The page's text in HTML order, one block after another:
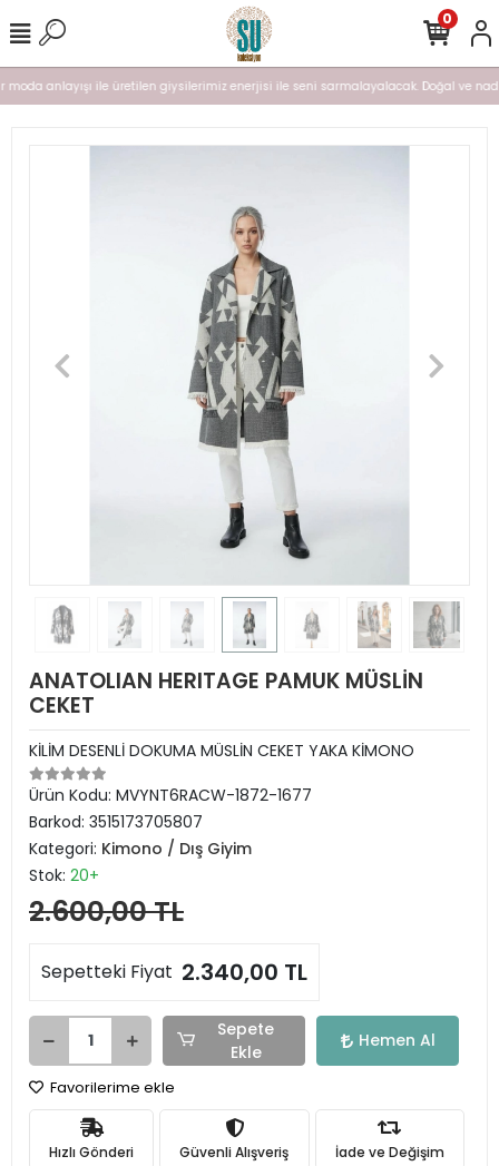
moda anlayışı ile üretilen giysilerimiz enerjisi ile seni sarmalayalacak. Doğal ve
0
ANATOLIAN HERITAGE PAMUK MÜSLİN
CEKET
KİLİM DESENLİ DOKUMA MÜSLİN CEKET YAKA KİMONO
Ürün Kodu: MVYNT6RACW-1872-1677
Barkod: 3515173705807
Kategori: Kimono / Dış Giyim
Stok: 20+
2.600,00 TL
Sepetteki Fiyat 2.340,00 TL
Sepete
Ekle
Hemen Al
Favorilerime ekle
Hızlı Gönderi Güvenli Alışveriş İade ve Değişim